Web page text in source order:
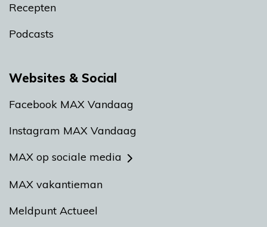
Recepten
Podcasts
Websites & Social
Facebook MAX Vandaag
Instagram MAX Vandaag
MAX op sociale media
MAX vakantieman
Meldpunt Actueel